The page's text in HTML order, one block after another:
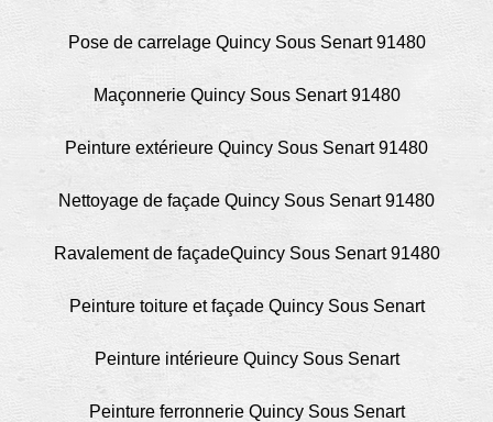
Pose de carrelage Quincy Sous Senart 91480
Maçonnerie Quincy Sous Senart 91480
Peinture extérieure Quincy Sous Senart 91480
Nettoyage de façade Quincy Sous Senart 91480
Ravalement de façadeQuincy Sous Senart 91480
Peinture toiture et façade Quincy Sous Senart
Peinture intérieure Quincy Sous Senart
Peinture ferronnerie Quincy Sous Senart